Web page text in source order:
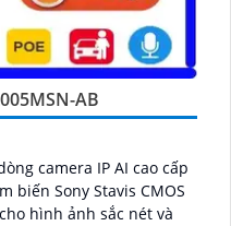
AB
camera IP AI cao cấp
biến Sony Stavis CMOS
hình ảnh sắc nét và